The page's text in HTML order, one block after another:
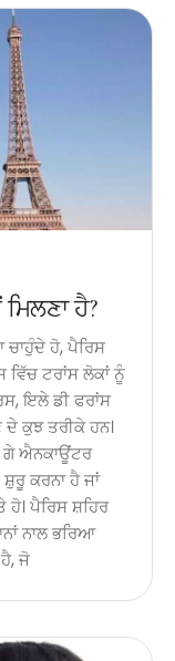
ਹੈ?
ਚਾਹੁੰਦੇ ਹੋ, ਪੈਰਿਸ
ਵਿੱਚ ਟਰਾਂਸ ਲੋਕਾਂ ਨੂੰ
ਇਲੇ ਡੀ ਫਰਾਂਸ
ਦੇ ਕੁਝ ਤਰੀਕੇ ਹਨ।
ਗੇ ਐਨਕਾਊਂਟਰ
ਕਰਨਾ ਹੈ ਜਾਂ
ਹੋ। ਪੈਰਿਸ ਸ਼ਹਿਰ
ਨਾਲ ਭਰਿਆ
ਜੋ